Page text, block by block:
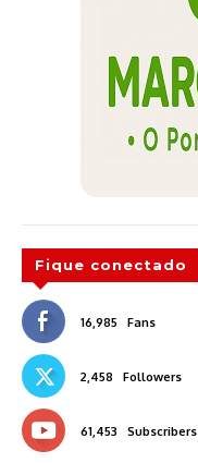
Fique conectado
16,985 Fans
2,458 Followers
61,453 Subscribers